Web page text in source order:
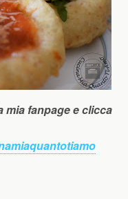
mia fanpage e clicca